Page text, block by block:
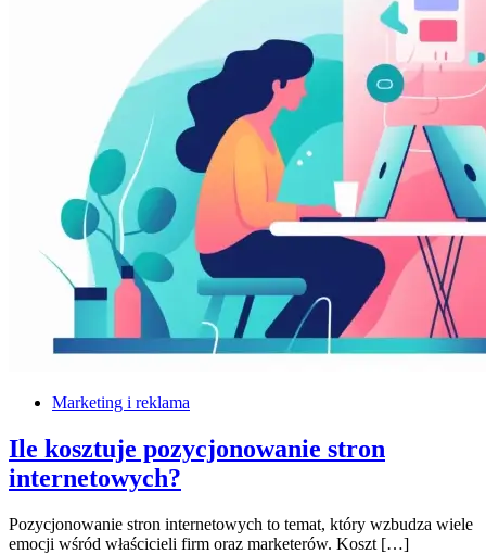
Marketing i reklama
Ile kosztuje pozycjonowanie stron
internetowych?
Pozycjonowanie stron internetowych to temat, który wzbudza wiele
emocji wśród właścicieli firm oraz marketerów. Koszt […]